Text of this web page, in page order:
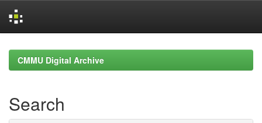
navigationCMMU Digital Archive
Search